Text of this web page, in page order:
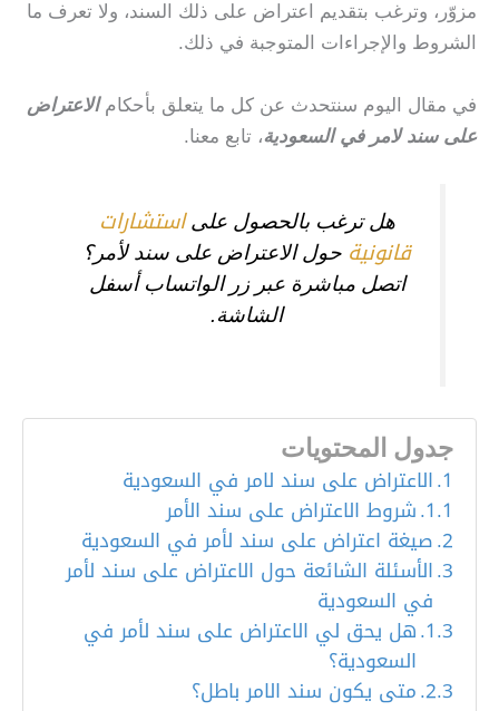
مزوّر، وترغب بتقديم اعتراض على ذلك السند، ولا تعرف ما
الشروط والإجراءات المتوجبة في ذلك.
في مقال اليوم سنتحدث عن كل ما يتعلق بأحكامالاعتراض
على سند لامر في السعودية، تابع معنا.
هل ترغب بالحصول علىاستشارات
قانونية حول الاعتراض على سند لأمر؟
اتصل مباشرة عبر زر الواتساب أسفل
الشاشة.
جدول المحتويات
الاعتراض على سند لامر في السعودية
شروط الاعتراض على سند الأمر
صيغة اعتراض على سند لأمر في السعودية
الأسئلة الشائعة حول الاعتراض على سند لأمر
في السعودية
هل يحق لي الاعتراض على سند لأمر في
السعودية؟
متى يكون سند الامر باطل؟